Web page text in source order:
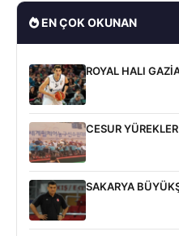
EN ÇOK OKUNAN
ROYAL HALI
CESUR
SAKARYA